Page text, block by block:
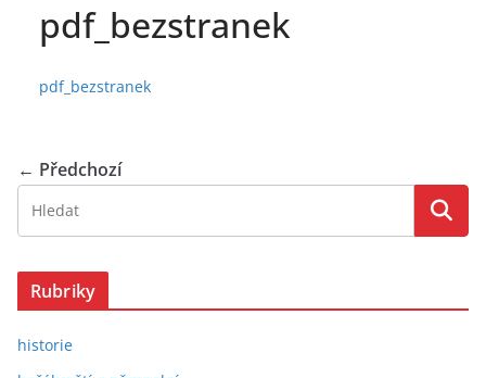
pdf_bezstranek
pdf_bezstranek
← Předchozí
Rubriky
historie